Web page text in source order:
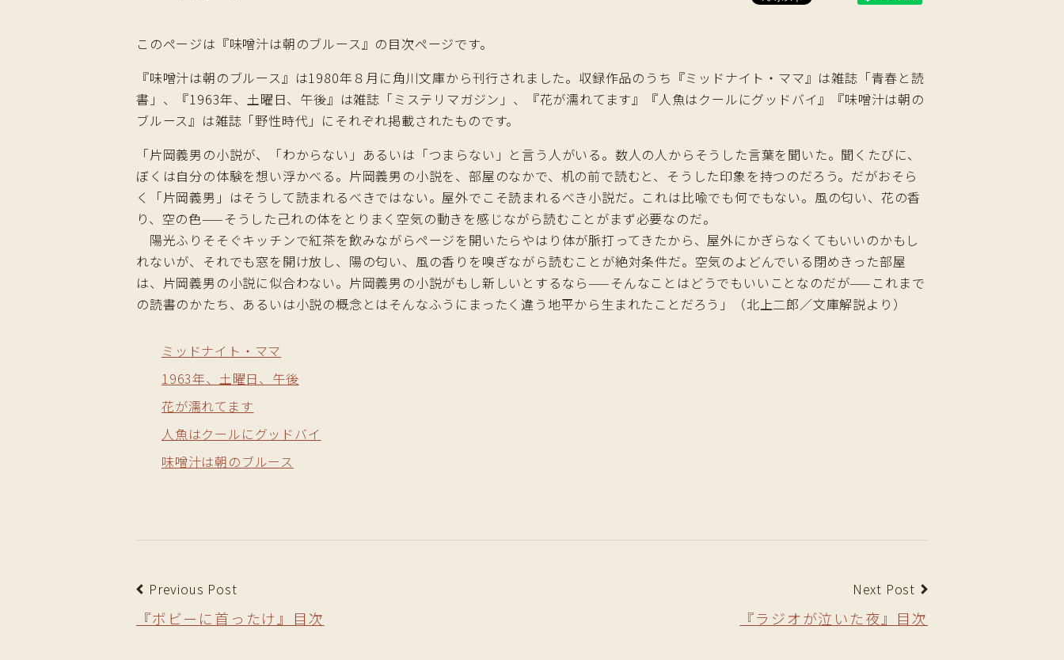
このページは『味噌汁は朝のブルース』の目次ページです。
『味噌汁は朝のブルース』は1980年８月に角川文庫から刊行されました。収録作品のうち『ミッドナイト・ママ』は雑誌「青春と読
書」、『1963年、土曜日、午後』は雑誌「ミステリマガジン」、『花が濡れてます』『人魚はクールにグッドバイ』『味噌汁は朝の
ブルース』は雑誌「野性時代」にそれぞれ掲載されたものです。
「片岡義男の小説が、「わからない」あるいは「つまらない」と言う人がいる。数人の人からそうした言葉を聞いた。聞くたびに、
ぼくは自分の体験を想い浮かべる。片岡義男の小説を、部屋のなかで、机の前で読むと、そうした印象を持つのだろう。だがおそら
く「片岡義男」はそうして読まれるべきではない。屋外でこそ読まれるべき小説だ。これは比喩でも何でもない。風の匂い、花の香
り、空の色——そうした己れの体をとりまく空気の動きを感じながら読むことがまず必要なのだ。
陽光ふりそそぐキッチンで紅茶を飲みながらページを開いたらやはり体が脈打ってきたから、屋外にかぎらなくてもいいのかもし
れないが、それでも窓を開け放し、陽の匂い、風の香りを嗅ぎながら読むことが絶対条件だ。空気のよどんでいる閉めきった部屋
は、片岡義男の小説に似合わない。片岡義男の小説がもし新しいとするなら——そんなことはどうでもいいことなのだが——これまで
の読書のかたち、あるいは小説の概念とはそんなふうにまったく違う地平から生まれたことだろう」（北上二郎／文庫解説より）
ミッドナイト・ママ
1963年、土曜日、午後
花が濡れてます
人魚はクールにグッドバイ
味噌汁は朝のブルース
Previous Post
『ボビーに首ったけ』目次
Next Post
『ラジオが泣いた夜』目次